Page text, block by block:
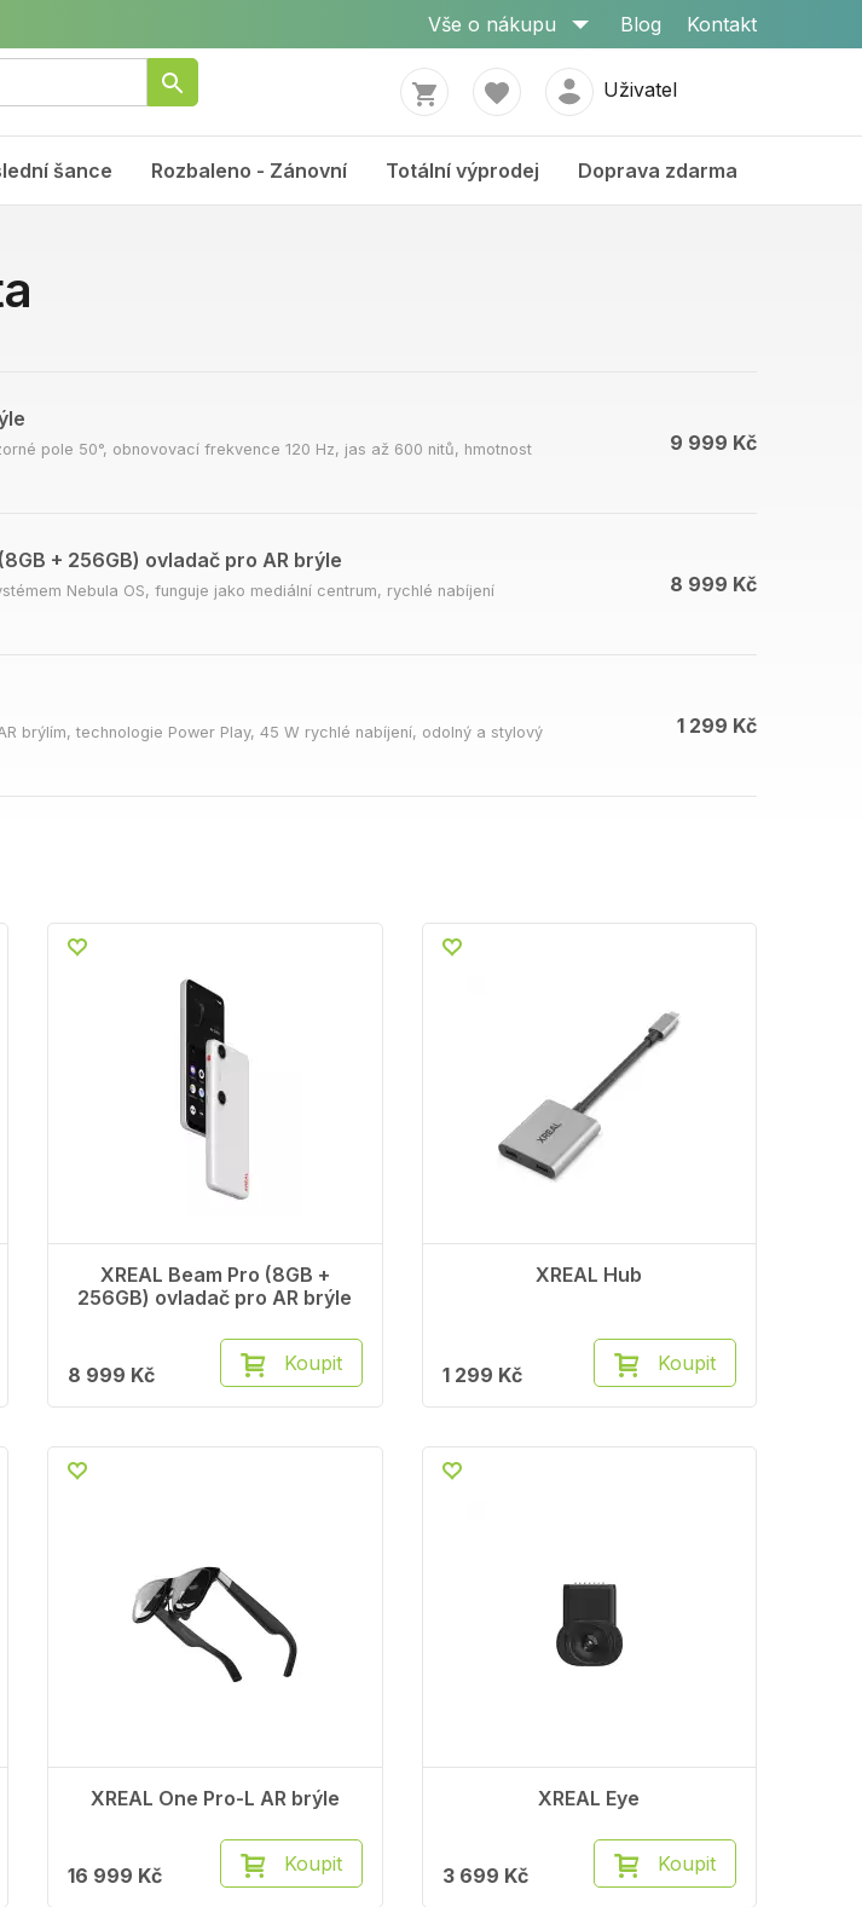
Vše o nákupu Blog Kontakt
Uživatel
šance Rozbaleno - Zánovní Totální výprodej Doprava zdarma
pole 50°, obnovovací frekvence 120 Hz, jas až 600 nitů, hmotnost
9 999 Kč
+ 256GB) ovladač pro AR brýle
Nebula OS, funguje jako mediální centrum, rychlé nabíjení 8 999 Kč
brýlím, technologie Power Play, 45 W rychlé nabíjení, odolný a stylový
1 299 Kč
XREAL Beam Pro (8GB +
256GB) ovladač pro AR brýle
8 999 Kč Koupit
XREAL Hub
1 299 Kč Koupit
XREAL One Pro-L AR brýle
16 999 Kč Koupit
XREAL Eye
3 699 Kč Koupit